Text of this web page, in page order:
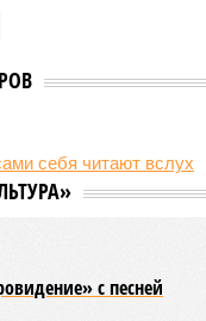
с песней